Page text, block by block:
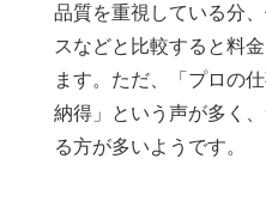
品質を重視している分
スなどと比較すると料
ます。ただ、「プロの
納得」という声が多く
る方が多いようです。